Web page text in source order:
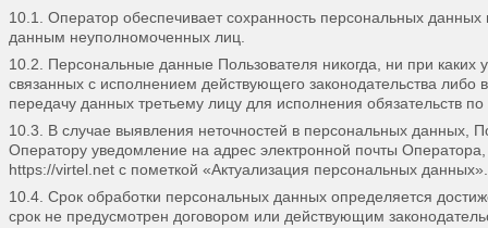
10.1. Оператор обеспечивает сохранность персональных
данным неуполномоченных лиц.
10.2. Персональные данные Пользователя никогда, ни при
связанных с исполнением действующего законодательства
передачу данных третьему лицу для исполнения обязательств
10.3. В случае выявления неточностей в персональных данных,
Оператору уведомление на адрес электронной почты
https://virtel.net с пометкой «Актуализация персональных данных».
10.4. Срок обработки персональных данных определяется
срок не предусмотрен договором или действующим